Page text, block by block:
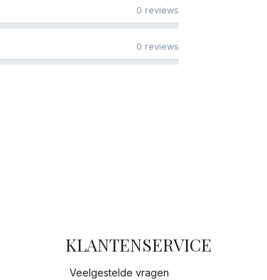
0 reviews
0 reviews
KLANTENSERVICE
Veelgestelde vragen